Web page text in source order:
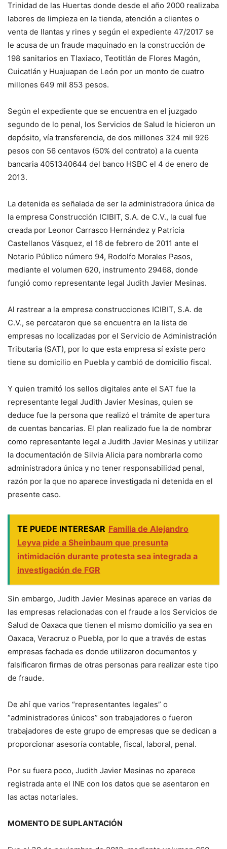
Trinidad de las Huertas donde desde el año 2000 realizaba
labores de limpieza en la tienda, atención a clientes o
venta de llantas y rines y según el expediente 47/2017 se
le acusa de un fraude maquinado en la construcción de
198 sanitarios en Tlaxiaco, Teotitlán de Flores Magón,
Cuicatlán y Huajuapan de León por un monto de cuatro
millones 649 mil 853 pesos.
Según el expediente que se encuentra en el juzgado
segundo de lo penal, los Servicios de Salud le hicieron un
depósito, vía transferencia, de dos millones 324 mil 926
pesos con 56 centavos (50% del contrato) a la cuenta
bancaria 4051340644 del banco HSBC el 4 de enero de
2013.
La detenida es señalada de ser la administradora única de
la empresa Construcción ICIBIT, S.A. de C.V., la cual fue
creada por Leonor Carrasco Hernández y Patricia
Castellanos Vásquez, el 16 de febrero de 2011 ante el
Notario Público número 94, Rodolfo Morales Pasos,
mediante el volumen 620, instrumento 29468, donde
fungió como representante legal Judith Javier Mesinas.
Al rastrear a la empresa construcciones ICIBIT, S.A. de
C.V., se percataron que se encuentra en la lista de
empresas no localizadas por el Servicio de Administración
Tributaria (SAT), por lo que esta empresa sí existe pero
tiene su domicilio en Puebla y cambió de domicilio fiscal.
Y quien tramitó los sellos digitales ante el SAT fue la
representante legal Judith Javier Mesinas, quien se
deduce fue la persona que realizó el trámite de apertura
de cuentas bancarias. El plan realizado fue la de nombrar
como representante legal a Judith Javier Mesinas y utilizar
la documentación de Silvia Alicia para nombrarla como
administradora única y no tener responsabilidad penal,
razón por la que no aparece investigada ni detenida en el
presente caso.
TE PUEDE INTERESAR Familia de Alejandro
Leyva pide a Sheinbaum que presunta
intimidación durante protesta sea integrada a
investigación de FGR
Sin embargo, Judith Javier Mesinas aparece en varias de
las empresas relacionadas con el fraude a los Servicios de
Salud de Oaxaca que tienen el mismo domicilio ya sea en
Oaxaca, Veracruz o Puebla, por lo que a través de estas
empresas fachada es donde utilizaron documentos y
falsificaron firmas de otras personas para realizar este tipo
de fraude.
De ahí que varios “representantes legales” o
“administradores únicos” son trabajadores o fueron
trabajadores de este grupo de empresas que se dedican a
proporcionar asesoría contable, fiscal, laboral, penal.
Por su fuera poco, Judith Javier Mesinas no aparece
registrada ante el INE con los datos que se asentaron en
las actas notariales.
MOMENTO DE SUPLANTACIÓN